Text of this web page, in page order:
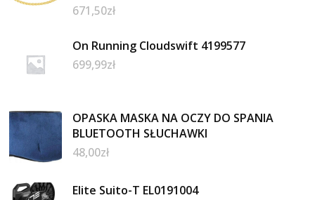
671,50zł
On Running Cloudswift 4199577
699,99zł
OPASKA MASKA NA OCZY DO SPANIA
BLUETOOTH SŁUCHAWKI
48,00zł
Elite Suito-T EL0191004